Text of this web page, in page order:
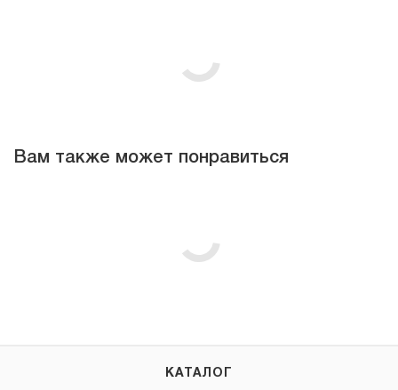
Вам также может понравиться
КАТАЛОГ